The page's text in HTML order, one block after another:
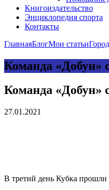
Книгоиздательство
Энциклопедия спорта
Контакты
ГлавнаяБлогМои статьи
Команда «Добун»
Команда «Добун»
27.01.2021
В третий день Кубка прошли